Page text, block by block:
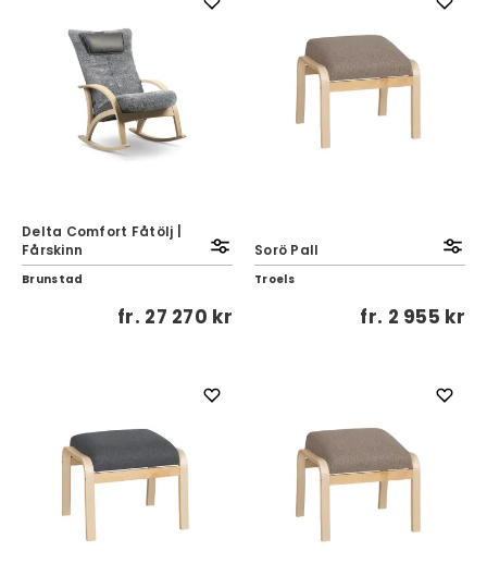
Delta Comfort Fåtölj |
Fårskinn
Brunstad
fr. 27 270 kr
Sorö Pall
Troels
fr. 2 955 kr